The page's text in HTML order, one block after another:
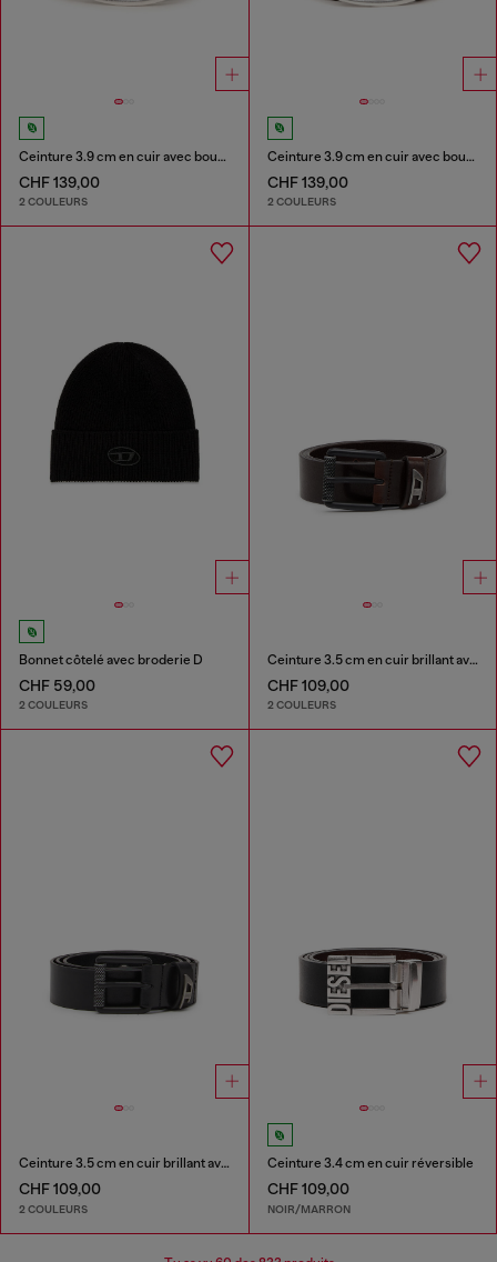
Ceinture 3.9 cm en cuir avec boucle D
CHF 139,00
2 COULEURS
Ceinture 3.9 cm en cuir avec boucle D
CHF 139,00
2 COULEURS
Bonnet côtelé avec broderie D
CHF 59,00
2 COULEURS
Ceinture 3.5 cm en cuir brillant avec boucle à logo
CHF 109,00
2 COULEURS
Ceinture 3.5 cm en cuir brillant avec boucle à logo
CHF 109,00
2 COULEURS
Ceinture 3.4 cm en cuir réversible
CHF 109,00
NOIR/MARRON